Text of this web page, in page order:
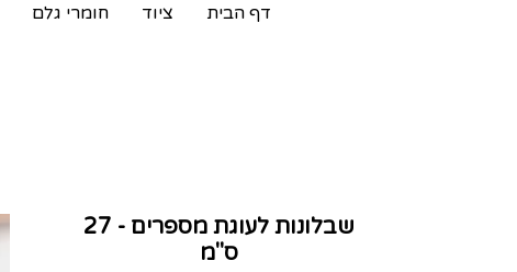
דף הבית ציוד חומרי גלם
שבלונות לעוגת מספרים - 27
ס"מ